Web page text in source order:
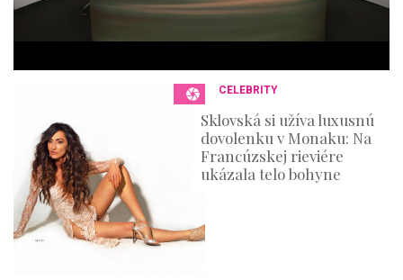
6
CELEBRITY
Sklovská si užíva luxusnú
dovolenku v Monaku: Na
Francúzskej rieviére
ukázala telo bohyne